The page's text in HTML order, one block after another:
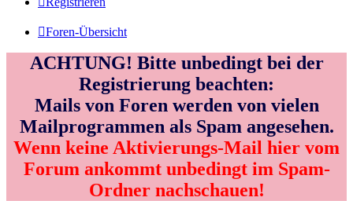
Foren-Übersicht
ACHTUNG! Bitte unbedingt bei der
Registrierung beachten:
Mails von Foren werden von vielen
Mailprogrammen als Spam angesehen.
Wenn keine Aktivierungs-Mail hier vom
Forum ankommt unbedingt im Spam-
Ordner nachschauen!